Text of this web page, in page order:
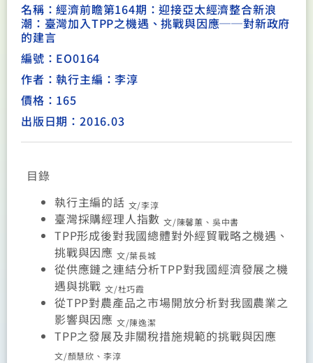
名稱：經濟前瞻第164期：迎接亞太經濟整合新浪
潮：臺灣加入TPP之機遇、挑戰與因應──對新政府
的建言
編號：EO0164
作者：執行主編：李淳
價格：165
出版日期：2016.03
目錄
執行主編的話 文/李淳
臺灣採購經理人指數 文/陳馨蕙、吳中書
TPP形成後對我國總體對外經貿戰略之機遇、
挑戰與因應 文/葉長城
從供應鏈之連結分析TPP對我國經濟發展之機
遇與挑戰 文/杜巧霞
從TPP對農產品之市場開放分析對我國農業之
影響與因應 文/陳逸潔
TPP之發展及非關稅措施規範的挑戰與因應
文/顏慧欣、李淳